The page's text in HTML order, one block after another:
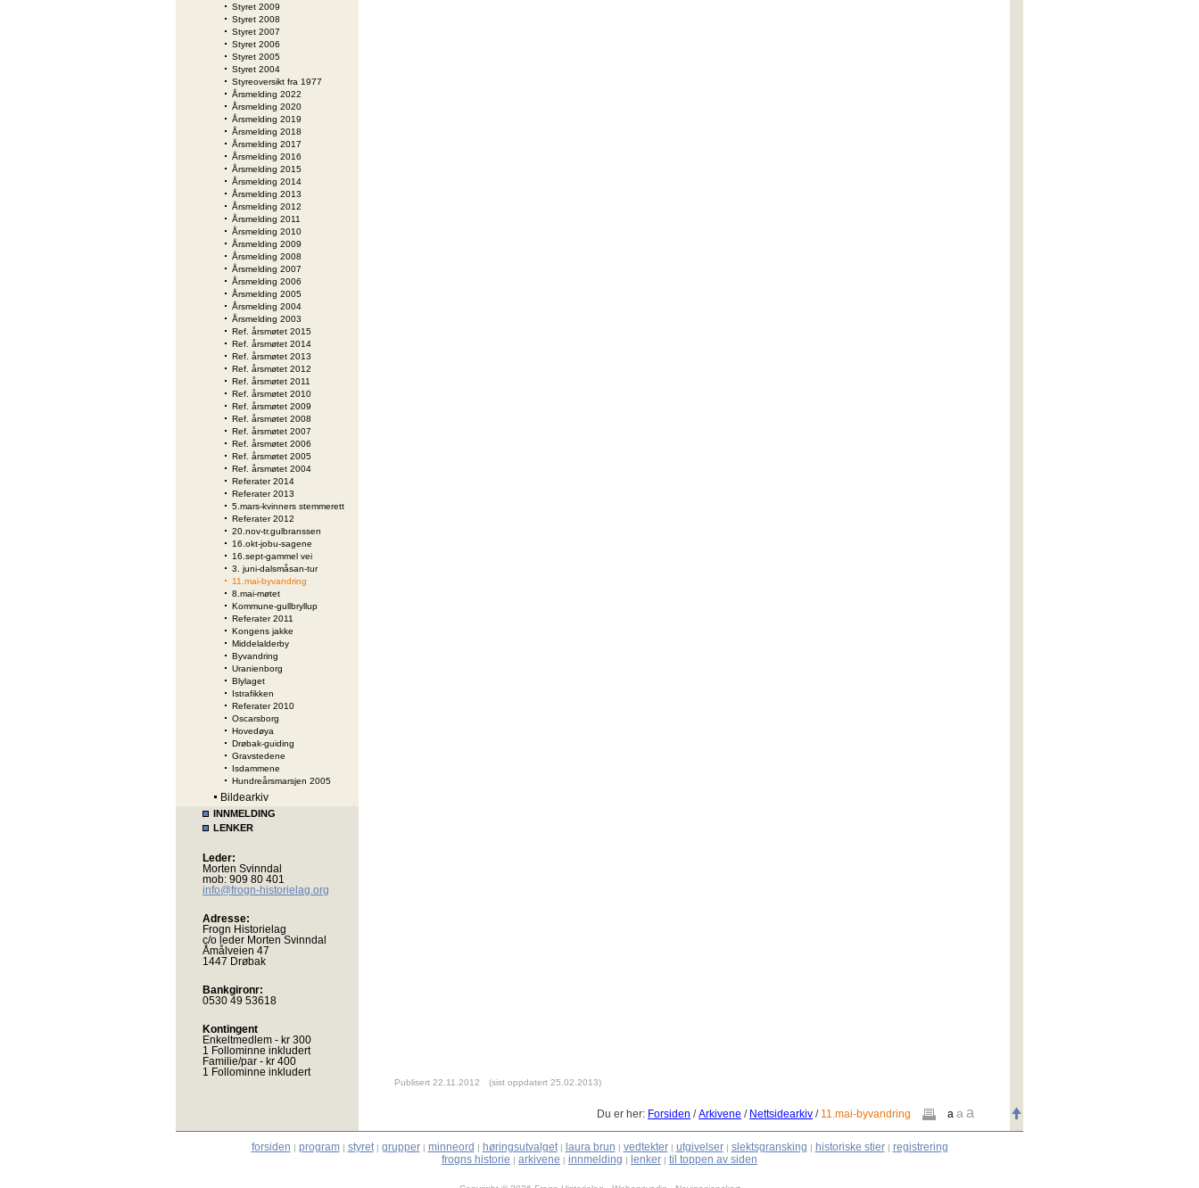
Styret 2009
Styret 2008
Styret 2007
Styret 2006
Styret 2005
Styret 2004
Styreoversikt fra 1977
Årsmelding 2022
Årsmelding 2020
Årsmelding 2019
Årsmelding 2018
Årsmelding 2017
Årsmelding 2016
Årsmelding 2015
Årsmelding 2014
Årsmelding 2013
Årsmelding 2012
Årsmelding 2011
Årsmelding 2010
Årsmelding 2009
Årsmelding 2008
Årsmelding 2007
Årsmelding 2006
Årsmelding 2005
Årsmelding 2004
Årsmelding 2003
Ref. årsmøtet 2015
Ref. årsmøtet 2014
Ref. årsmøtet 2013
Ref. årsmøtet 2012
Ref. årsmøtet 2011
Ref. årsmøtet 2010
Ref. årsmøtet 2009
Ref. årsmøtet 2008
Ref. årsmøtet 2007
Ref. årsmøtet 2006
Ref. årsmøtet 2005
Ref. årsmøtet 2004
Referater 2014
Referater 2013
5.mars-kvinners stemmerett
Referater 2012
20.nov-tr.gulbranssen
16.okt-jobu-sagene
16.sept-gammel vei
3. juni-dalsmåsan-tur
11.mai-byvandring
8.mai-møtet
Kommune-gullbryllup
Referater 2011
Kongens jakke
Middelalderby
Byvandring
Uranienborg
Blylaget
Istrafikken
Referater 2010
Oscarsborg
Hovedøya
Drøbak-guiding
Gravstedene
Isdammene
Hundreårsmarsjen 2005
Bildearkiv
INNMELDING
LENKER
Leder:
Morten Svinndal
mob: 909 80 401
info@frogn-historielag.org
Adresse:
Frogn Historielag
c/o leder Morten Svinndal
Åmålveien 47
1447 Drøbak
Bankgironr:
0530 49 53618
Kontingent
Enkeltmedlem - kr 300
1 Follominne inkludert
Familie/par - kr 400
1 Follominne inkludert
Publisert 22.11.2012 (sist oppdatert 25.02.2013)
Du er her: Forsiden /Arkivene / Nettsidearkiv / 11.mai-byvandring a a a
forsiden | program| styret| grupper| minneord | høringsutvalget| laura brun | vedtekter| utgivelser| slektsgransking | historiske stier| registrering
frogns historie | arkivene | innmelding | lenker | til toppen av siden